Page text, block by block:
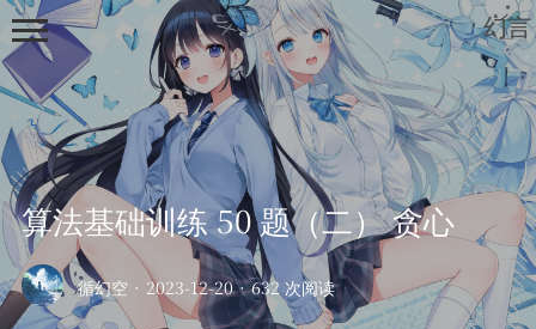
算法基础训练 50 题（二） 贪心
循幻空 · 2023-12-20 · 632 次阅读
幻言
首页
归档